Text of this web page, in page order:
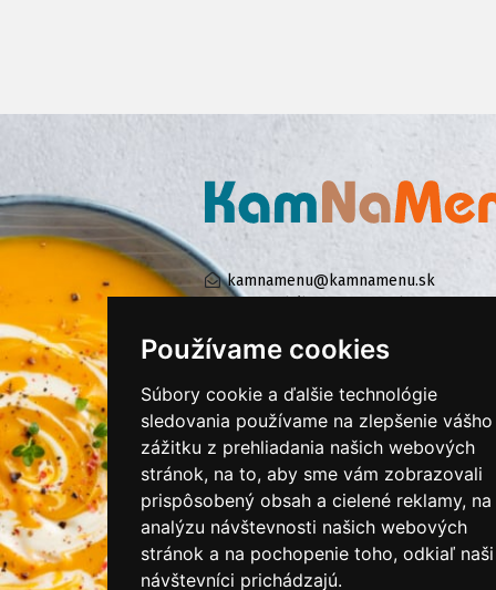
Používame cookies
Súbory cookie a ďalšie technológie
sledovania používame na zlepšenie vášho
zážitku z prehliadania našich webových
stránok, na to, aby sme vám zobrazovali
prispôsobený obsah a cielené reklamy, na
analýzu návštevnosti našich webových
stránok a na pochopenie toho, odkiaľ naši
návštevníci prichádzajú.
kamnamenu@kamnamenu.sk
KONTAKTUJTE NÁS
PRIHLÁSIŤ SA DO ZÁKAZNÍCKEJ ZÓNY
Všeobecné obchodné podmienky
Ochrana osobných údajov